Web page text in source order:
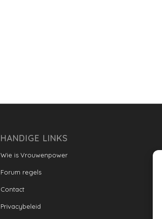
HANDIGE LINKS
Wie is Vrouwenpower
Forum regels
Contact
Privacybeleid